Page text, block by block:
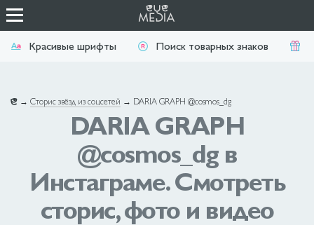
Красивые шрифты Поиск товарных знаков
→ Сторис звёзд из соцсетей → DARIA GRAPH @cosmos_dg
DARIA GRAPH
@cosmos_dg в
Инстаграме. Смотреть
сторис, фото и видео